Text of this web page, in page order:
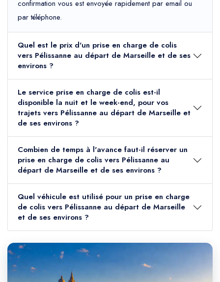
confirmation vous est envoyée rapidement par email ou
par téléphone.
Quel est le prix d'un prise en charge de colis
vers Pélissanne au départ de Marseille et de ses
environs ?
Le service prise en charge de colis est-il
disponible la nuit et le week-end, pour vos
trajets vers Pélissanne au départ de Marseille et
de ses environs ?
Combien de temps à l'avance faut-il réserver un
prise en charge de colis vers Pélissanne au
départ de Marseille et de ses environs ?
Quel véhicule est utilisé pour un prise en charge
de colis vers Pélissanne au départ de Marseille
et de ses environs ?